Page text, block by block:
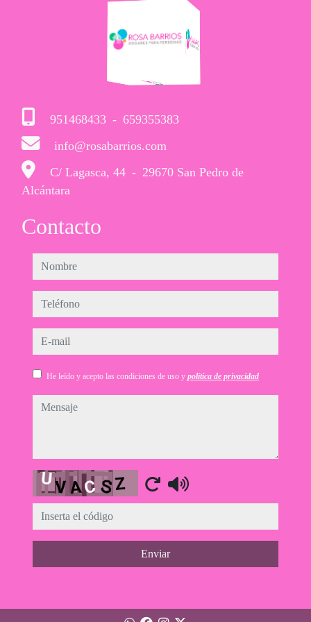
951468433 - 659355383
info@rosabarrios.com
C/ Lagasca, 44 - 29670 San Pedro de
Alcántara
Contacto
nombre
teléfono
e-mail
He leído y acepto las condiciones de uso y política de privacidad
mensaje
Captcha
Enviar